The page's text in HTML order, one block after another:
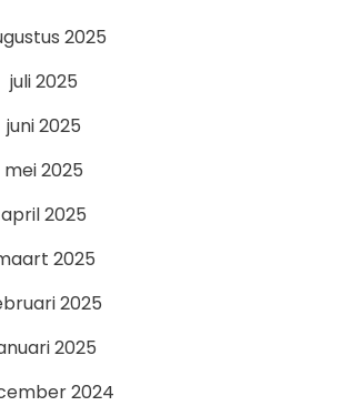
2025
juli 2025
juni 2025
mei 2025
april 2025
2025
2025
2025
2024